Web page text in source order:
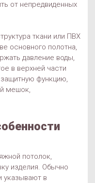
от непредвиденных
ткани или ПВХ
основного полотна,
давление воды,
в верхней части
функцию,
мешок,
потолок,
изделия. Обычно
указывают в